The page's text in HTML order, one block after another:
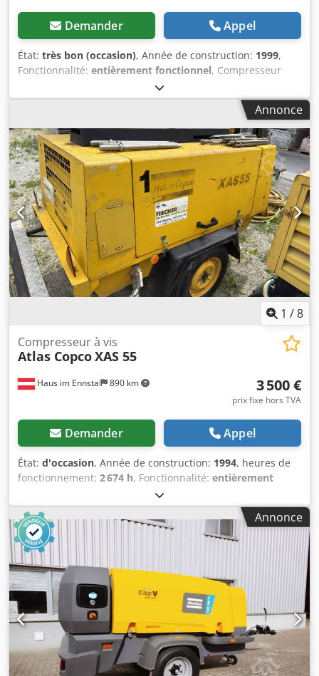
Demander Appel
État: très bon (occasion), Année de construction: 1999,
Fonctionnalité: entièrement fonctionnel, Compresseur
DIESEL ATLAS COPCO XAS46DD après service !
Compresseur immatriculé en Pologne. Données
techniques : Débit : 2,60 m³/min Pression de service : 7
bars Moteur : DEUTZ F2M1011 Heures de fonctionnement :
1355h ! Compresseur entièrement fonctionnel, prêt à
l’emploi, garantie incluse. Cedpjx A T D Sofx Abujha Prix
net : 13 500 PLN Prix brut : 16 605 PLN
Annonce
1 /8
Haus im Ennstal 890 km
Compresseur à vis
Atlas CopcoXAS 55
3 500 €
prix fixe hors TVA
Demander Appel
État: d'occasion, Année de construction: 1994, heures de
fonctionnement: 2 674 h, Fonctionnalité: entièrement
, Compresseur de chantier Atlas Copco XAS 55 /
Compresseur à vis - année 1994 - accessoires inclus Vente
professionnelle d’un compresseur de chantier mobile Atlas
Copco en pack complet ! À vendre : un compresseur à vis
fiable et robuste du fabricant de qualité Atlas Copco,
modèle XAS 55. Appareil issu du parc de la société Fischer
Bau GmbH, monté sur un châssis pratique à essieu unique
avec timon d’attelage, prêt à l’emploi immédiat sur
chantier. Caractéristiques du véhicule & données
techniques (selon plaque signalétique & instruments) :
Fabricant : Atlas Copco Modèle : XAS 55 Année : 1994
Heures de fonctionnement : 2 674,5 heures (lecture
compteur d’origine VDO) Configuration : compresseur
Annonce